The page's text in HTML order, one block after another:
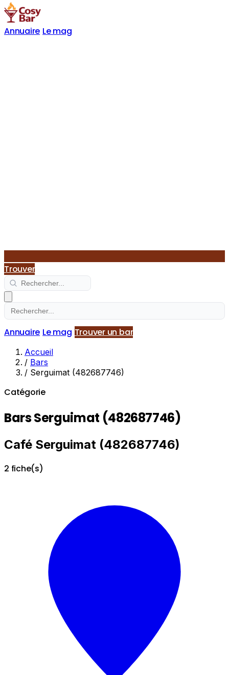
Annuaire Le mag
Trouver
Annuaire Le mag Trouver un bar
Accueil
/ Bars
/ Serguimat (482687746)
Catégorie
Bars Serguimat (482687746)
Café Serguimat (482687746)
2 fiche(s)